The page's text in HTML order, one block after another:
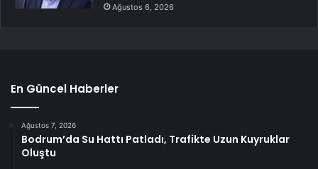
Ağustos 6, 2026
En Güncel Haberler
Ağustos 7, 2026
Bodrum’da Su Hattı Patladı, Trafikte Uzun Kuyruklar
Oluştu